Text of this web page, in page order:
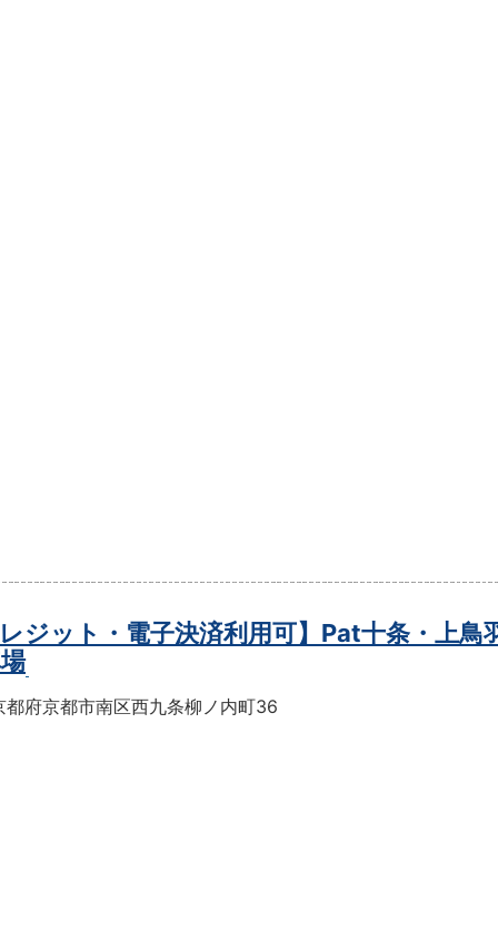
レジット・電子決済利用可】Pat十条・上鳥
都府京都市南区西九条柳ノ内町36